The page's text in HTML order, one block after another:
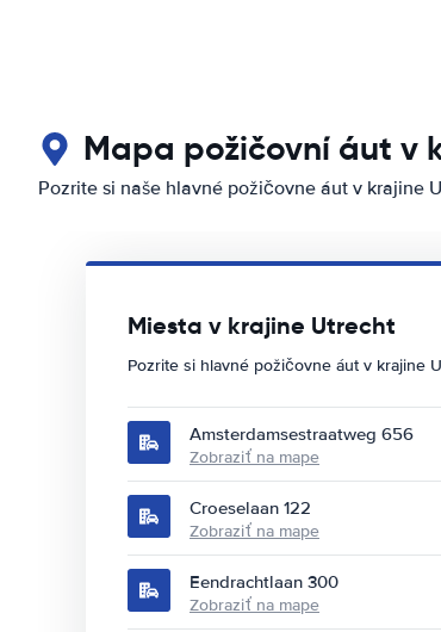
Mapa požičovní áut v
Pozrite si naše hlavné požičovne áut v krajine
Miesta v krajine Utrecht
Pozrite si hlavné požičovne áut v krajine
Amsterdamsestraatweg 656
Zobraziť na mape
Croeselaan 122
Zobraziť na mape
Eendrachtlaan 300
Zobraziť na mape